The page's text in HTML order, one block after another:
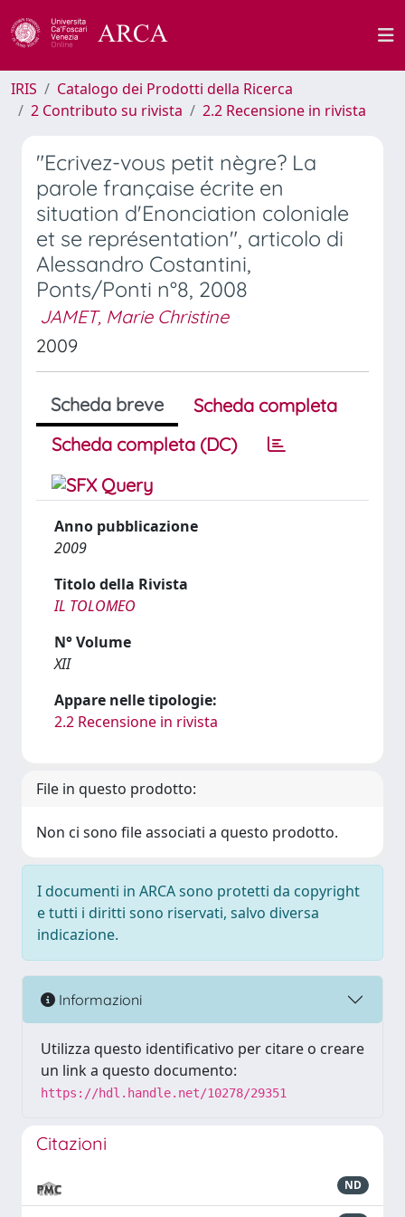
IRIS
Catalogo dei Prodotti della Ricerca
2 Contributo su rivista
2.2 Recensione in rivista
"Ecrivez-vous petit nègre? La
parole française écrite en
situation d'Enonciation coloniale
et se représentation", articolo di
Alessandro Costantini,
Ponts/Ponti n°8, 2008
JAMET, Marie Christine
2009
Scheda breve
Scheda completa
Scheda completa (DC)
Anno pubblicazione
2009
Titolo della Rivista
IL TOLOMEO
N° Volume
XII
Appare nelle tipologie:
2.2 Recensione in rivista
File in questo prodotto:
Non ci sono file associati a questo prodotto.
I documenti in ARCA sono protetti da copyright
e tutti i diritti sono riservati, salvo diversa
indicazione.
Informazioni
Utilizza questo identificativo per citare o creare
un link a questo documento:
https://hdl.handle.net/10278/29351
Citazioni
ND